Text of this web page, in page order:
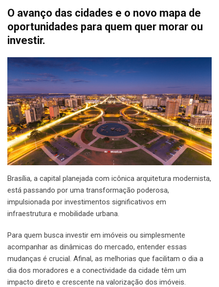
O avanço das cidades e o novo mapa de
oportunidades para quem quer morar ou
investir.
Brasília, a capital planejada com icônica arquitetura modernista,
está passando por uma transformação poderosa,
impulsionada por investimentos significativos em
infraestrutura e mobilidade urbana.
Para quem busca investir em imóveis ou simplesmente
acompanhar as dinâmicas do mercado, entender essas
mudanças é crucial. Afinal, as melhorias que facilitam o dia a
dia dos moradores e a conectividade da cidade têm um
impacto direto e crescente na valorização dos imóveis.